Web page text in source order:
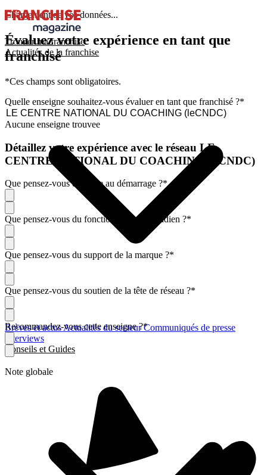
Trouver ma franchise
Actualités de la franchise
Brèves et actusActualités du secteurCommuniqués de presse
Interviews
Conseils et Guides
Chargement de vos données...
Évaluez votre expérience en tant que
franchisé
*Ces champs sont obligatoires.
Quelle enseigne souhaitez-vous évaluer en tant que franchisé ?*
Aucune enseigne trouvee
Détaillez votre expérience avec le réseau LE
CENTRE NATIONAL DU COACHING (leCNDC)
Que pensez-vous de l'aide au démarrage ?*
Que pensez-vous du fonctionnement quotidien ?*
Que pensez-vous du support de la marque ?*
Que pensez-vous du soutien de la tête de réseau ?*
Recommandez-vous cette enseigne ?*
Note globale